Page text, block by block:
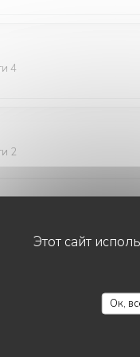
Этот сайт
Ок,
4
2
et
frites !
2